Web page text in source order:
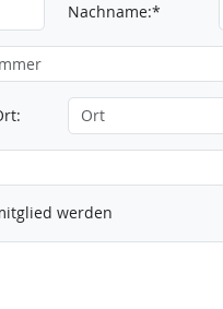
Nachname:*
werden